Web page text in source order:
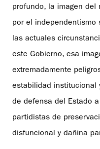
profundo, la imagen del
por el independentismo
las actuales
este Gobierno, esa
extremadamente
estabilidad institucional
de defensa del Estado
partidistas de
disfuncional y dañina